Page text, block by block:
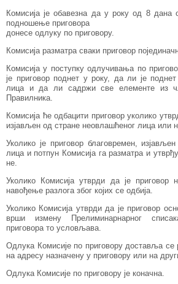
Комисија је обавезна да у року од 8 дана
подношење приговора
донесе одлуку по приговору.
Комисија разматра сваки приговор
Комисија у поступку одлучивања по
је приговор поднет у року, да ли је
лица и да ли садржи све елементе из
Правилника.
Комисија ће одбацити приговор уколико
изјављен од стране неовлашћеног лица или
Уколико је приговор благовремен,
лица и потпун Комисија га разматра и
не.
Уколико Комисија утврди да је приговор
навођење разлога због којих се одбија.
Уколико Комисија утврди да је приговор
врши измену Прелиминарнарног
приговора то условљава.
Одлука Комисије по приговору доставља
на адресу назначену у приговору или на
Одлука Комисије по приговору је коначна.